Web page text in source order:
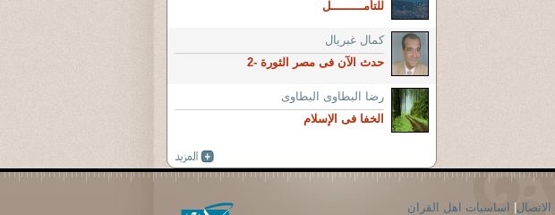
للتأمـــــــــل
كمال غبريال
حدث الآن فى مصر الثورة -2
رضا البطاوى البطاوى
الخفا فى الإسلام
الاتصال اساسيات اهل القران